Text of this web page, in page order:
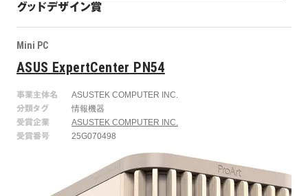
グッドデザイン賞
Mini PC
ASUS ExpertCenter PN54
事業主体名
ASUSTEK COMPUTER INC.
分類タグ
情報機器
受賞企業
ASUSTEK COMPUTER INC.
受賞番号
25G070498